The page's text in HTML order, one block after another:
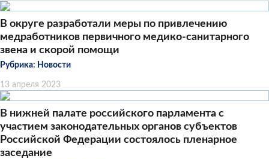
В округе разработали меры по привлечению
медработников первичного медико-санитарного
звена и скорой помощи
Рубрика: Новости
13 апреля 2023
В нижней палате российского парламента с
участием законодательных органов субъектов
Российской Федерации состоялось пленарное
заседание